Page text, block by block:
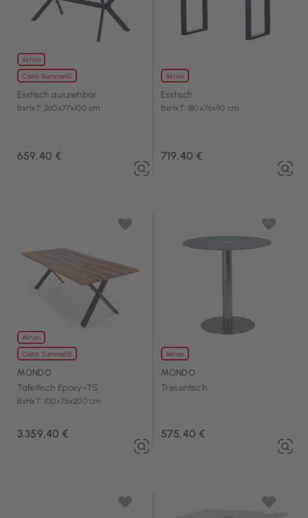
Aktion
Code: Summer15
Esstisch ausziehbar
BxHxT: 260x77x100 cm
659,40 €
Aktion
Esstisch
BxHxT: 180x76x90 cm
719,40 €
Aktion
Code: Summer15
MONDO
Tafeltisch Epoxy-TS
BxHxT: 100x76x200 cm
3.359,40 €
Aktion
MONDO
Tresentisch
575,40 €